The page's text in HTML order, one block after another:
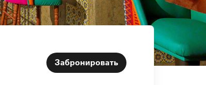
Забронировать